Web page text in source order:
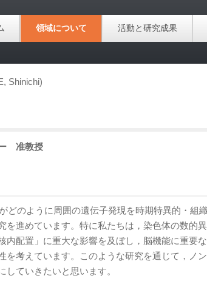
領域について 活動と研究成果
Shinichi)
准教授
どのように周囲の遺伝子発現を時期特異的・組
を進めています。特に私たちは，染色体の数的
内配置」に重大な影響を及ぼし，脳機能に重要
を考えています。このような研究を通じて，ノ
ていきたいと思います。